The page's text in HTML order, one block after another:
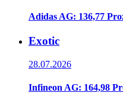
Adidas AG: 136,77
Exotic
28.07.2026
Infineon AG: 164,98